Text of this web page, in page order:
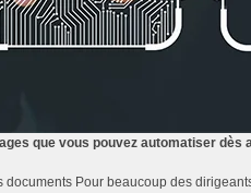
que vous pouvez automatiser dès
documents Pour beaucoup des